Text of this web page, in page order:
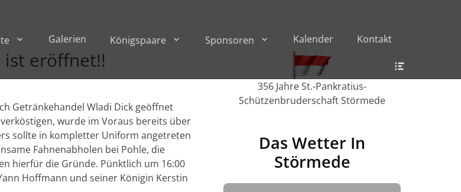
Galerien Königspaare Sponsoren Kalender Kontakt
ist eröffnet!!
Getränkehandel Wladi Dick geöffnet
wurde im Voraus bereits über
sollte in kompletter Uniform angetreten
Fahnenabholen bei Pohle, die
hierfür die Gründe. Pünktlich um 16:00
Hoffmann und seiner Königin Kerstin
356 Jahre St.-Pankratius-
Schützenbruderschaft Störmede
Das Wetter In
Störmede